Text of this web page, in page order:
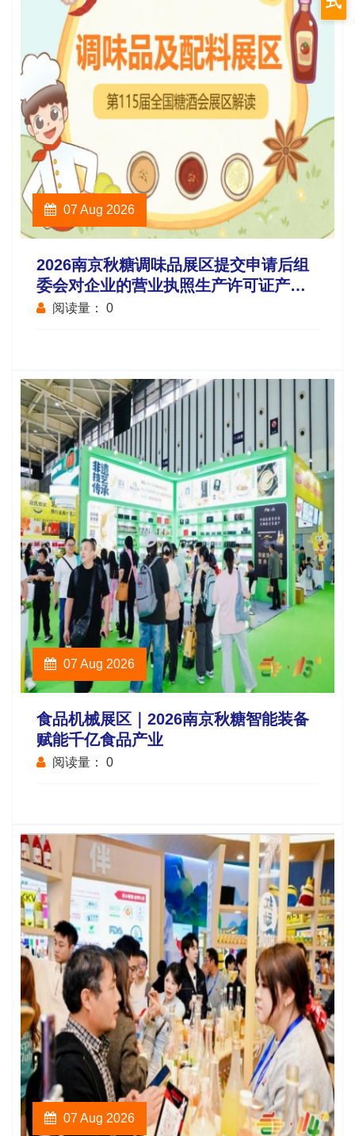
07 Aug 2026
2026南京秋糖调味品展区提交申请后组
委会对企业的营业执照生产许可证产品
检测报告等材料进行审核
阅读量： 0
07 Aug 2026
食品机械展区｜2026南京秋糖智能装备
赋能千亿食品产业
阅读量： 0
07 Aug 2026